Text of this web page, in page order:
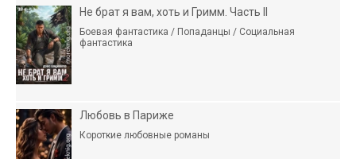
Не брат я вам, хоть и Гримм. Часть II
Боевая фантастика / Попаданцы / Социальная
фантастика
Любовь в Париже
Короткие любовные романы